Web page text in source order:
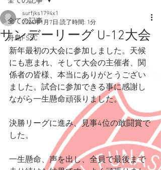
全ての記事
舟島FSSC
サンデーリーグ U-12大会
surfjks1794x1
2024年1月7日 読了時間: 1分
新年最初の大会に参加しました。天候
にも恵まれ、そして大会の主催者、関
係者の皆様、本当にありがとうござい
ました。試合に参加できる事に感謝し
ながら一生懸命頑張りました。
決勝リーグに進み、見事4位の敢闘賞で
した。
一生懸命、声を出し、全員で最後まで